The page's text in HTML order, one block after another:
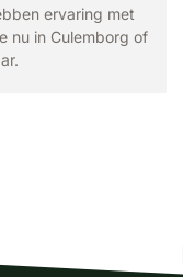
ervaring met
nu in Culemborg of